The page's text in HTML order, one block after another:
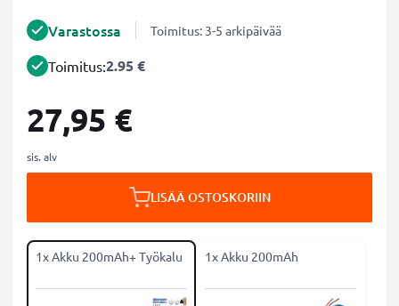
Varastossa Toimitus: 3-5 arkipäivää
Toimitus:2.95 €
27,95 €
sis. alv
LISÄÄ OSTOSKORIIN
1x Akku 200mAh+ Työkalu 1x Akku 200mAh